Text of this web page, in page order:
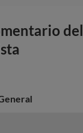
del